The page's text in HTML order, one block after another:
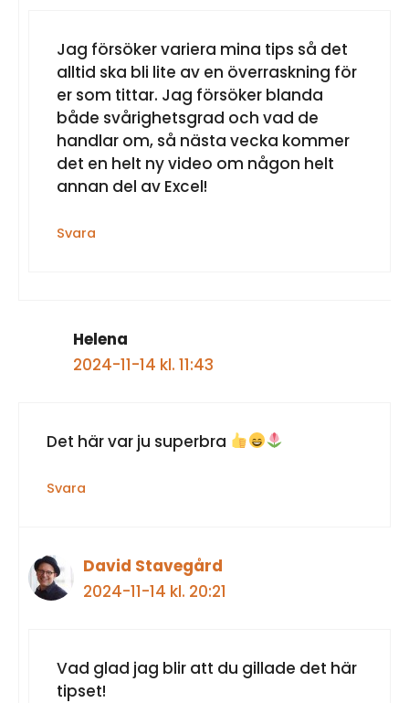
Jag försöker variera mina tips så det
alltid ska bli lite av en överraskning för
er som tittar. Jag försöker blanda
både svårighetsgrad och vad de
handlar om, så nästa vecka kommer
det en helt ny video om någon helt
annan del av Excel!
Svara
Helena
2024-11-14 kl. 11:43
Det här var ju superbra
Svara
David Stavegård
2024-11-14 kl. 20:21
Vad glad jag blir att du gillade det här
tipset!